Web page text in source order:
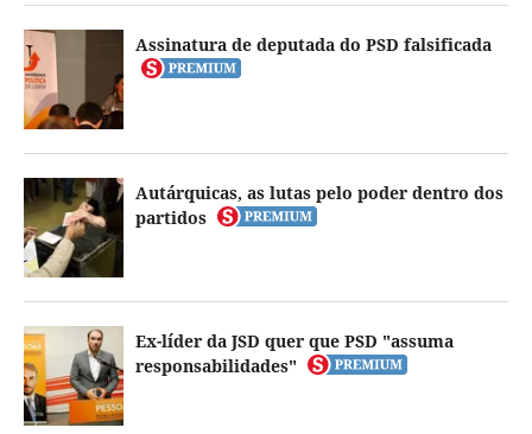
Assinatura de deputada do PSD falsificada
Autárquicas, as lutas pelo poder dentro dos
partidos
Ex-líder da JSD quer que PSD "assuma
responsabilidades"